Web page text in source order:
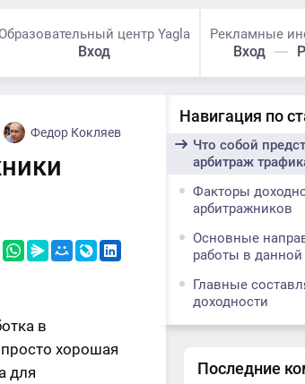
Образовательный центр Yagla
Вход
Рекламные
Вход
Навигация по
Что собой
арбитраж
Факторы
арбитражников
Основные
работы в
Главные
доходности
Федор Кокляев
в
хорошая
для
Последние